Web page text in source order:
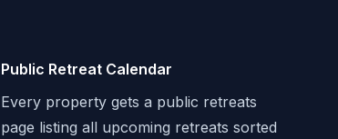
Public Retreat Calendar
Every property gets a public retreats
page listing all upcoming retreats sorted